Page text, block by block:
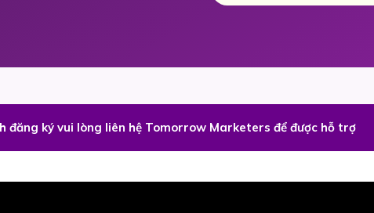
đăng ký vui lòng liên hệ Tomorrow Marketers để được hỗ trợ